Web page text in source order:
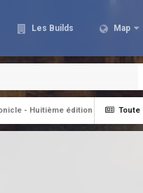
Les Builds Map
Toute
- Huitième édition